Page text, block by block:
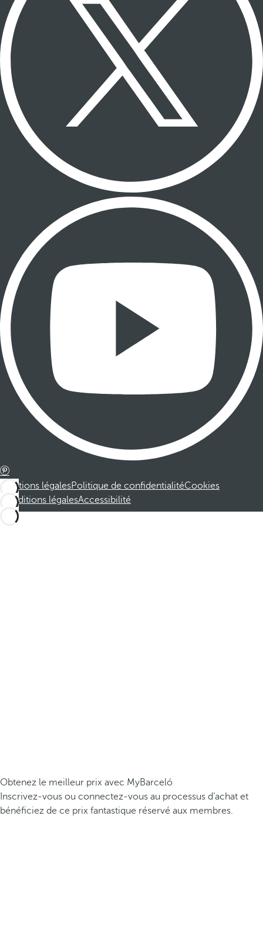
Mentions légalesPolitique de confidentialitéCookies
Conditions légalesAccessibilité
Obtenez le meilleur prix avec MyBarceló
Inscrivez-vous ou connectez-vous au processus d’achat et
bénéficiez de ce prix fantastique réservé aux membres.